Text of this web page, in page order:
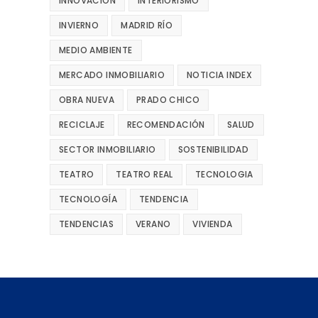
INVIERNO MADRID RÍO
MEDIO AMBIENTE
MERCADO INMOBILIARIO NOTICIA INDEX
OBRA NUEVA PRADO CHICO
RECICLAJE RECOMENDACIÓN SALUD
SECTOR INMOBILIARIO SOSTENIBILIDAD
TEATRO TEATRO REAL TECNOLOGIA
TECNOLOGÍA TENDENCIA
TENDENCIAS VERANO VIVIENDA